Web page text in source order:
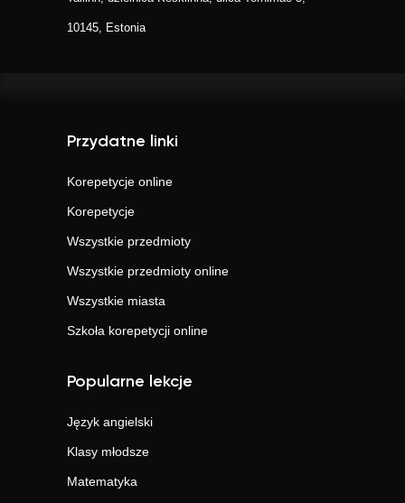
10145, Estonia
Przydatne linki
Korepetycje online
Korepetycje
Wszystkie przedmioty
Wszystkie przedmioty online
Wszystkie miasta
Szkoła korepetycji online
Popularne lekcje
Język angielski
Klasy młodsze
Matematyka